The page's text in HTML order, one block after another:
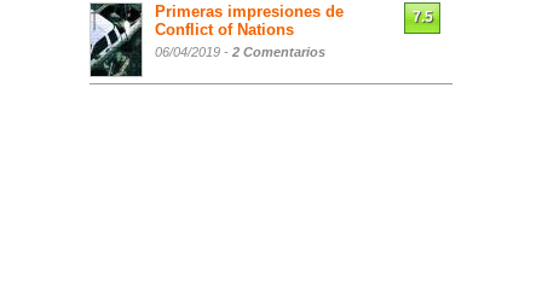
Primeras impresiones de
Conflict of Nations
06/04/2019 - 2 Comentarios
7.5